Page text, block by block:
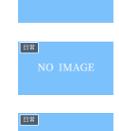
日常
日常